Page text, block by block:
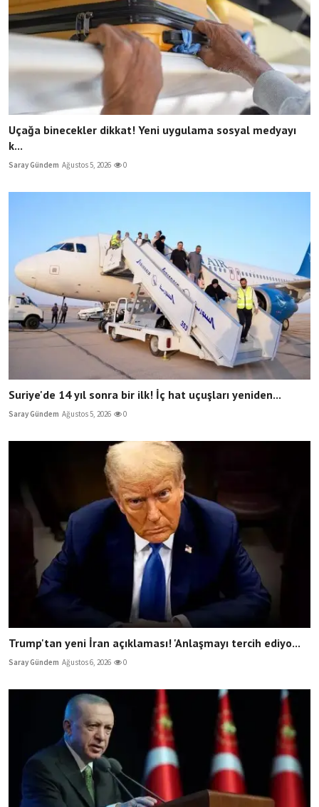
Uçağa binecekler dikkat! Yeni uygulama sosyal medyayı
k...
Saray Gündem Ağustos 5, 2026 0
Suriye'de 14 yıl sonra bir ilk! İç hat uçuşları yeniden...
Saray Gündem Ağustos 5, 2026 0
Trump'tan yeni İran açıklaması! 'Anlaşmayı tercih ediyo...
Saray Gündem Ağustos 6, 2026 0